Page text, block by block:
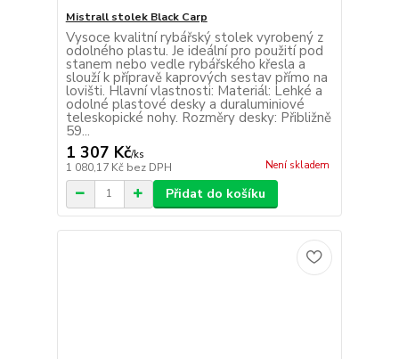
Mistrall stolek Black Carp
Vysoce kvalitní rybářský stolek vyrobený z
odolného plastu. Je ideální pro použití pod
stanem nebo vedle rybářského křesla a
slouží k přípravě kaprových sestav přímo na
lovišti. Hlavní vlastnosti: Materiál: Lehké a
odolné plastové desky a duraluminiové
teleskopické nohy. Rozměry desky: Přibližně
59...
1 307 Kč/ks
1 080,17 Kč bez DPH Není skladem
Přidat do košíku